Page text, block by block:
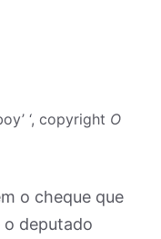
‘, copyright O
o cheque que
deputado